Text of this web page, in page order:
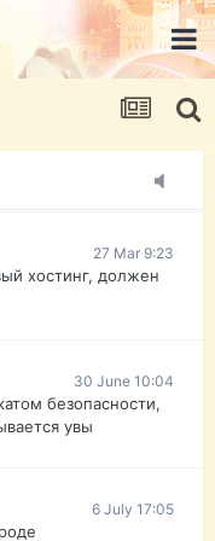
pasport-ua.com/
и форум
27 Mar 9:23
хостинг, должен
30 June 10:04
безопасности,
увы
6 July 17:05